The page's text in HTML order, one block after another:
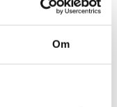
Om